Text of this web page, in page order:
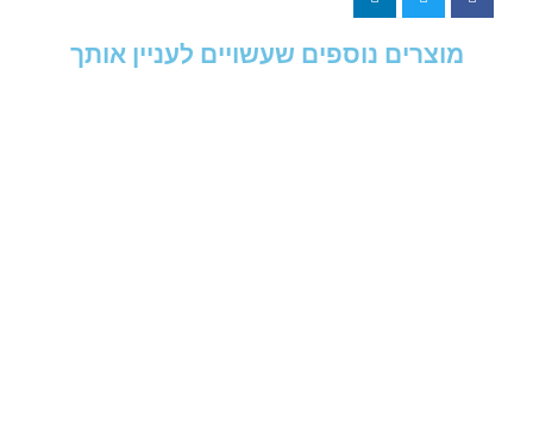
מוצרים נוספים שעשויים לעניין אותך